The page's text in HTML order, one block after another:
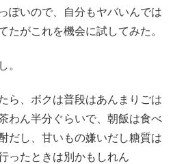
ぽいので、自分もヤバいんでは
たがこれを機会に試してみた。
。
ら、ボクは普段はあんまりごは
わん半分ぐらいで、朝飯は食べ
だし、甘いもの嫌いだし糖質は
ったときは別かもしれん